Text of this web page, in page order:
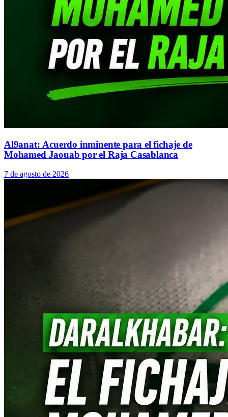
Al9anat: Acuerdo inminente para el fichaje de
Mohamed Jaouab por el Raja Casablanca
7 de agosto de 2026